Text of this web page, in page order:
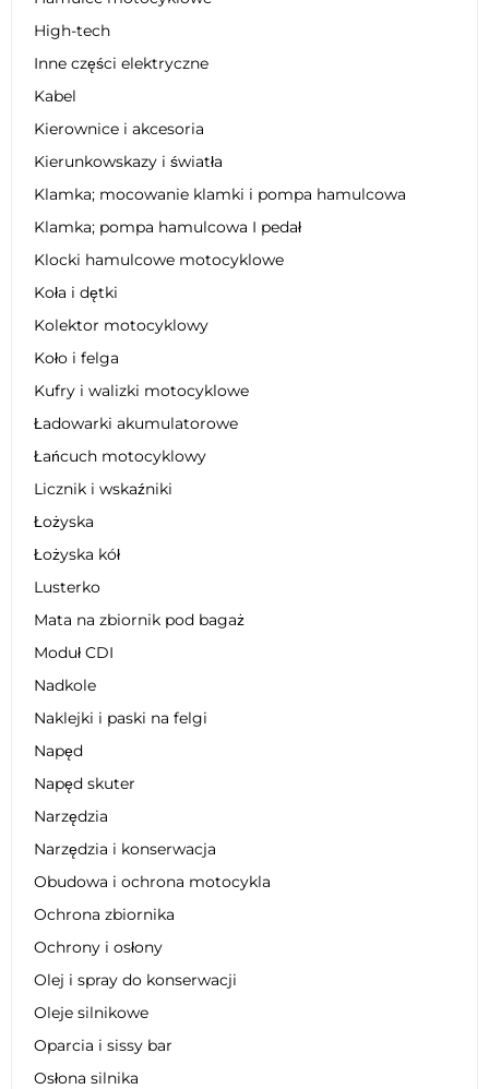
High-tech
Inne części elektryczne
Kabel
Kierownice i akcesoria
Kierunkowskazy i światła
Klamka; mocowanie klamki i pompa hamulcowa
Klamka; pompa hamulcowa I pedał
Klocki hamulcowe motocyklowe
Koła i dętki
Kolektor motocyklowy
Koło i felga
Kufry i walizki motocyklowe
Ładowarki akumulatorowe
Łańcuch motocyklowy
Licznik i wskaźniki
Łożyska
Łożyska kół
Lusterko
Mata na zbiornik pod bagaż
Moduł CDI
Nadkole
Naklejki i paski na felgi
Napęd
Napęd skuter
Narzędzia
Narzędzia i konserwacja
Obudowa i ochrona motocykla
Ochrona zbiornika
Ochrony i osłony
Olej i spray do konserwacji
Oleje silnikowe
Oparcia i sissy bar
Osłona silnika